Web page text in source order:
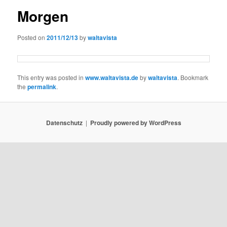
Morgen
Posted on2011/12/13bywaltavista
This entry was posted inwww.waltavista.debywaltavista. Bookmark
thepermalink.
Datenschutz Proudly powered by WordPress